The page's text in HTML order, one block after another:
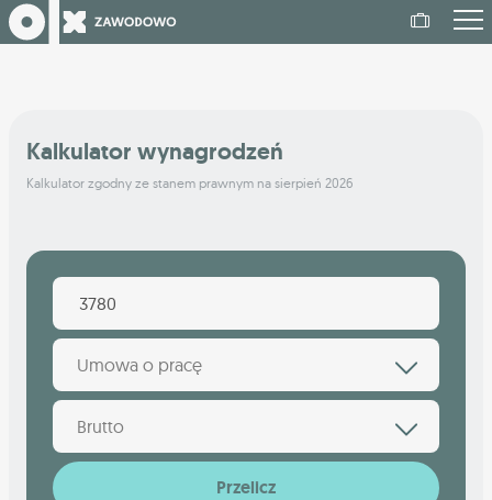
Kalkulator wynagrodzeń
Kalkulator zgodny ze stanem prawnym na sierpień 2026
Umowa o pracę
Brutto
Przelicz